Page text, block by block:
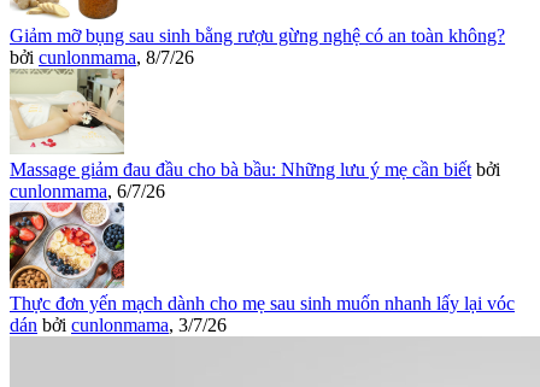
Giảm mỡ bụng sau sinh bằng rượu gừng nghệ có an toàn không?
bởi cunlonmama, 8/7/26
Massage giảm đau đầu cho bà bầu: Những lưu ý mẹ cần biết bởi
cunlonmama, 6/7/26
Thực đơn yến mạch dành cho mẹ sau sinh muốn nhanh lấy lại vóc
dán bởi cunlonmama, 3/7/26